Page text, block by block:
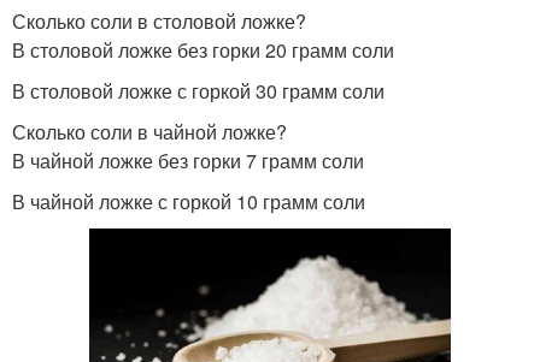
Сколько соли в столовой ложке?
В столовой ложке без горки 20 грамм соли
В столовой ложке с горкой 30 грамм соли
Сколько соли в чайной ложке?
В чайной ложке без горки 7 грамм соли
В чайной ложке с горкой 10 грамм соли